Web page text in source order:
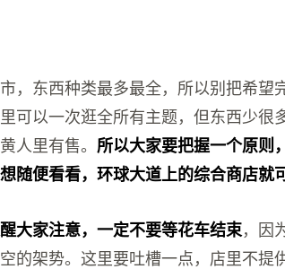
，东西种类最多最全，所以别把希望
可以一次逛全所有主题，但东西少很
人里有售。 所以大家要把握一个原则
随便看看，环球大道上的综合商店就
大家注意，一定不要等花车结束，因
的架势。这里要吐槽一点，店里不提